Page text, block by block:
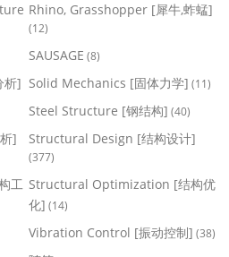
Rhino, Grasshopper [犀牛,蚱蜢]
(12)
SAUSAGE (8)
析] Solid Mechanics [固体力学] (11)
Steel Structure [钢结构] (40)
] Structural Design [结构设计]
(377)
工 Structural Optimization [结构优
化] (14)
Vibration Control [振动控制] (38)